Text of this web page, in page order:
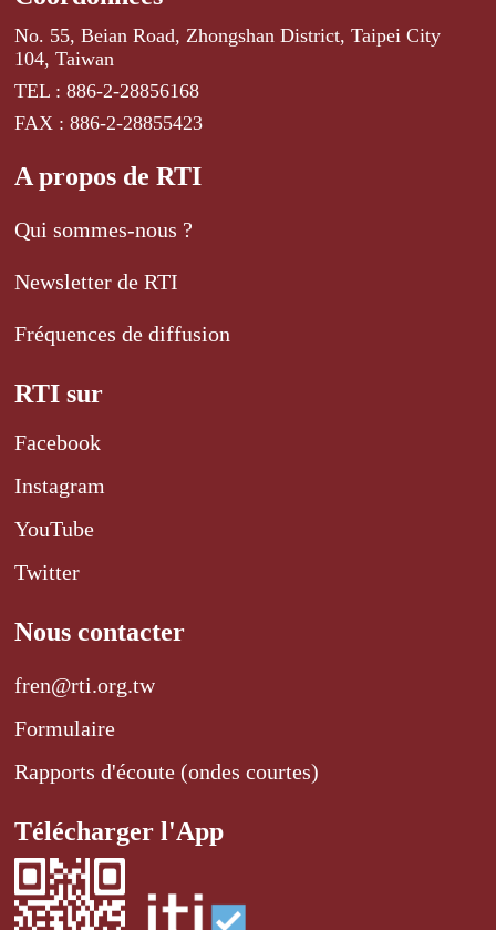
No. 55, Beian Road, Zhongshan District, Taipei City
104, Taiwan
TEL : 886-2-28856168
FAX : 886-2-28855423
A propos de RTI
Qui sommes-nous ?
Newsletter de RTI
Fréquences de diffusion
RTI sur
Facebook
Instagram
YouTube
Twitter
Nous contacter
fren@rti.org.tw
Formulaire
Rapports d'écoute (ondes courtes)
Télécharger l'App